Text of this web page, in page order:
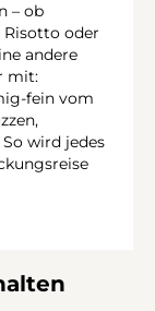
– ob
Risotto oder
andere
mit:
fein vom
wird jedes